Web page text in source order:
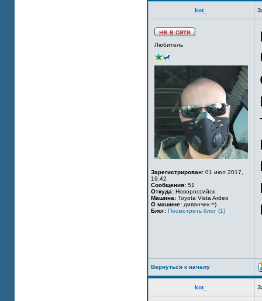
kot_
Любитель
Зарегистрирован: 01 июл 2017,
19:42
Сообщения: 51
Откуда: Новороссийск
Машина: Toyota Vista Ardeo
О машине: диванчик =)
Блог: Посмотреть блог (1)
Вернуться к началу
kot_